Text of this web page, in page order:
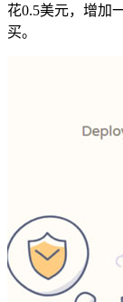
花0.5美元，增加
买。